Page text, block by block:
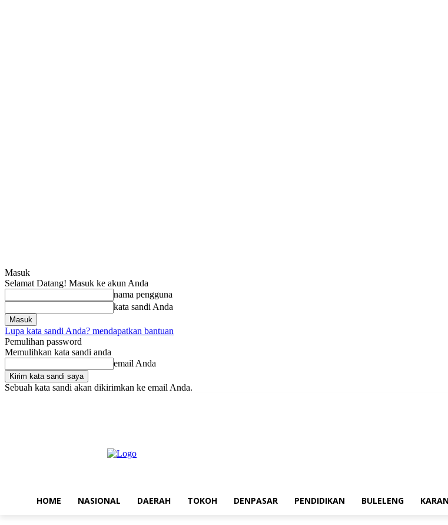
Masuk
Selamat Datang! Masuk ke akun Anda
nama pengguna
kata sandi Anda
Lupa kata sandi Anda? mendapatkan bantuan
Pemulihan password
Memulihkan kata sandi anda
email Anda
Sebuah kata sandi akan dikirimkan ke email Anda.
HOME NASIONAL DAERAH TOKOH DENPASAR PENDIDIKAN BULELENG